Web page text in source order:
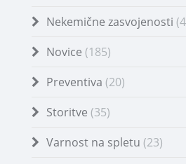
Nekemične zasvojenosti
Novice (185)
Preventiva (20)
Storitve (35)
Varnost na spletu (23)